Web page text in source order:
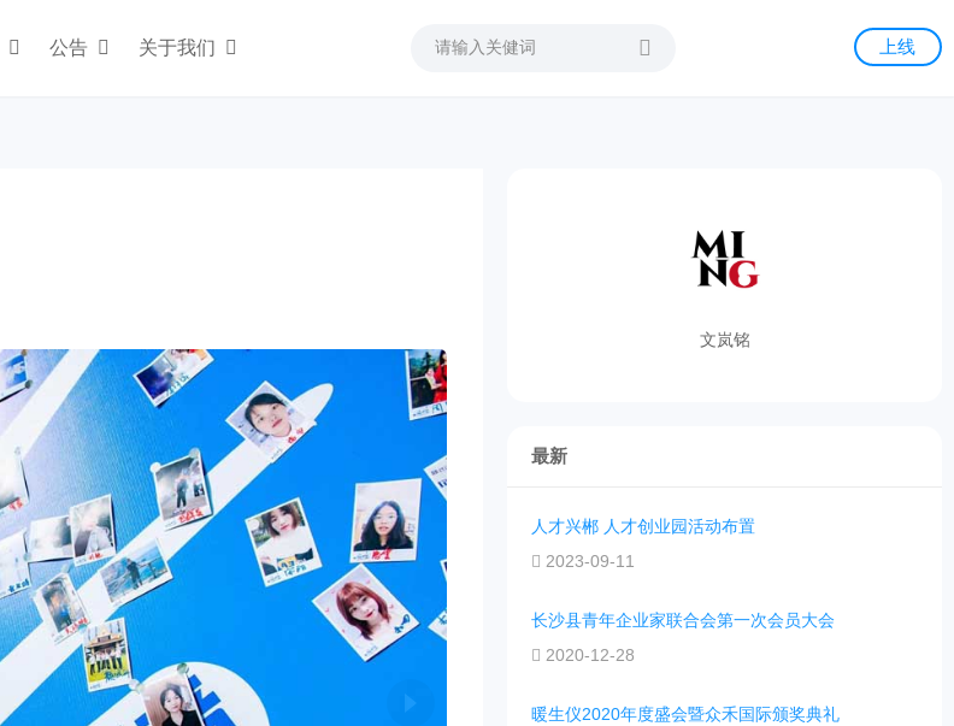
公告 关于我们 上线
文岚铭
最新
人才兴郴 人才创业园活动布置
2023-09-11
长沙县青年企业家联合会第一次会员大会
2020-12-28
暖生仪2020年度盛会暨众禾国际颁奖典礼